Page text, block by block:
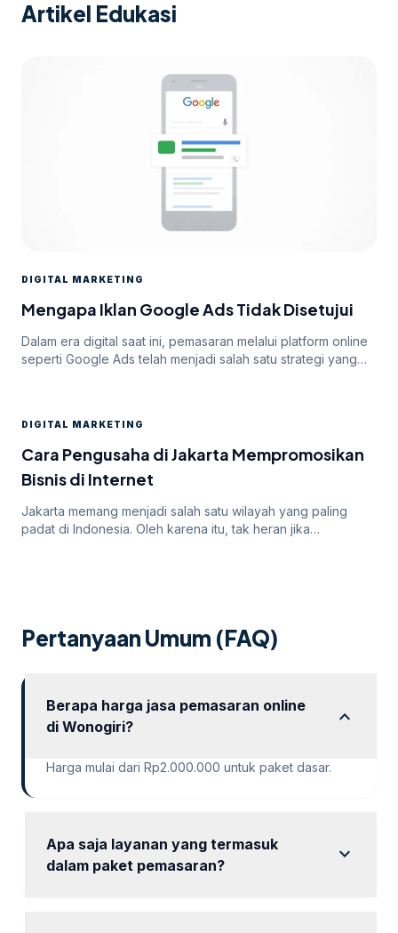
Artikel Edukasi
DIGITAL MARKETING
Mengapa Iklan Google Ads Tidak Disetujui
Dalam era digital saat ini, pemasaran melalui platform online
seperti Google Ads telah menjadi salah satu strategi yang
menghadapi tantangan dalam mendapatkan persetujuan
iklan mereka. Dalam artikel ini, kita akan membahas
mengapa […]
DIGITAL MARKETING
Cara Pengusaha di Jakarta Mempromosikan
Bisnis di Internet
Jakarta memang menjadi salah satu wilayah yang paling
padat di Indonesia. Oleh karena itu, tak heran jika
cukup? Atau […]
Pertanyaan Umum (FAQ)
Berapa harga jasa pemasaran online
di Wonogiri?
expand_more
Harga mulai dari Rp2.000.000 untuk paket dasar.
Apa saja layanan yang termasuk
dalam paket pemasaran?
expand_more